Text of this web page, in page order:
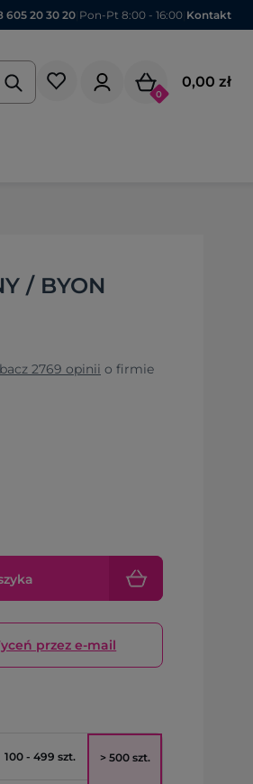
605 20 30 20 Pon-Pt 8:00 - 16:00 Kontakt
0
0,00 zł
/ BYON
2769 opinii o firmie
przez e-mail
100 - 499 szt. > 500 szt.